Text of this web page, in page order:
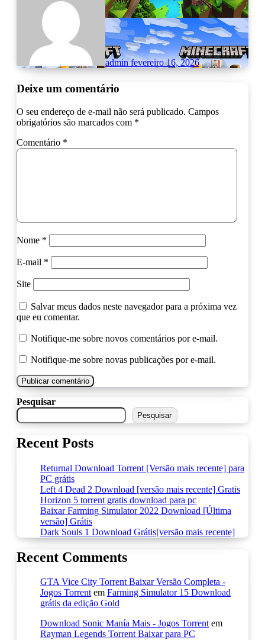
adminfevereiro 16, 2026
Deixe um comentário
O seu endereço de e-mail não será publicado. Campos
obrigatórios são marcados com *
Comentário *
Nome *
E-mail *
Site
Salvar meus dados neste navegador para a próxima vez
que eu comentar.
Notifique-me sobre novos comentários por e-mail.
Notifique-me sobre novas publicações por e-mail.
Pesquisar
Pesquisar
Recent Posts
Returnal Download Torrent [Versão mais recente] para
PC grátis
Left 4 Dead 2 Download [versão mais recente] Gratis
Horizon 5 torrent gratis download para pc
Baixar Farming Simulator 2022 Download [Última
versão] Grátis
Dark Souls 1 Download Grátis[versão mais recente]
Recent Comments
GTA Vice City Torrent Baixar Versão Completa -
Jogos Torrentem Farming Simulator 15 Download
grátis da edição Gold
Download Sonic Manía Mais - Jogos Torrentem
Rayman Legends Torrent Baixar para PC